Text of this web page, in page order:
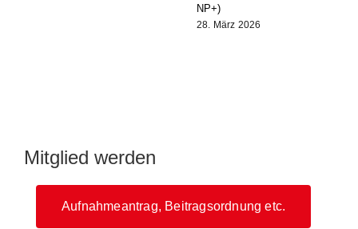
NP+)
28. März 2026
Mitglied werden
Aufnahmeantrag, Beitragsordnung etc.